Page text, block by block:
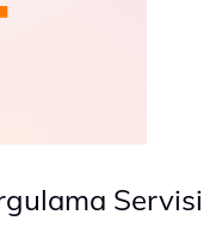
Servisi